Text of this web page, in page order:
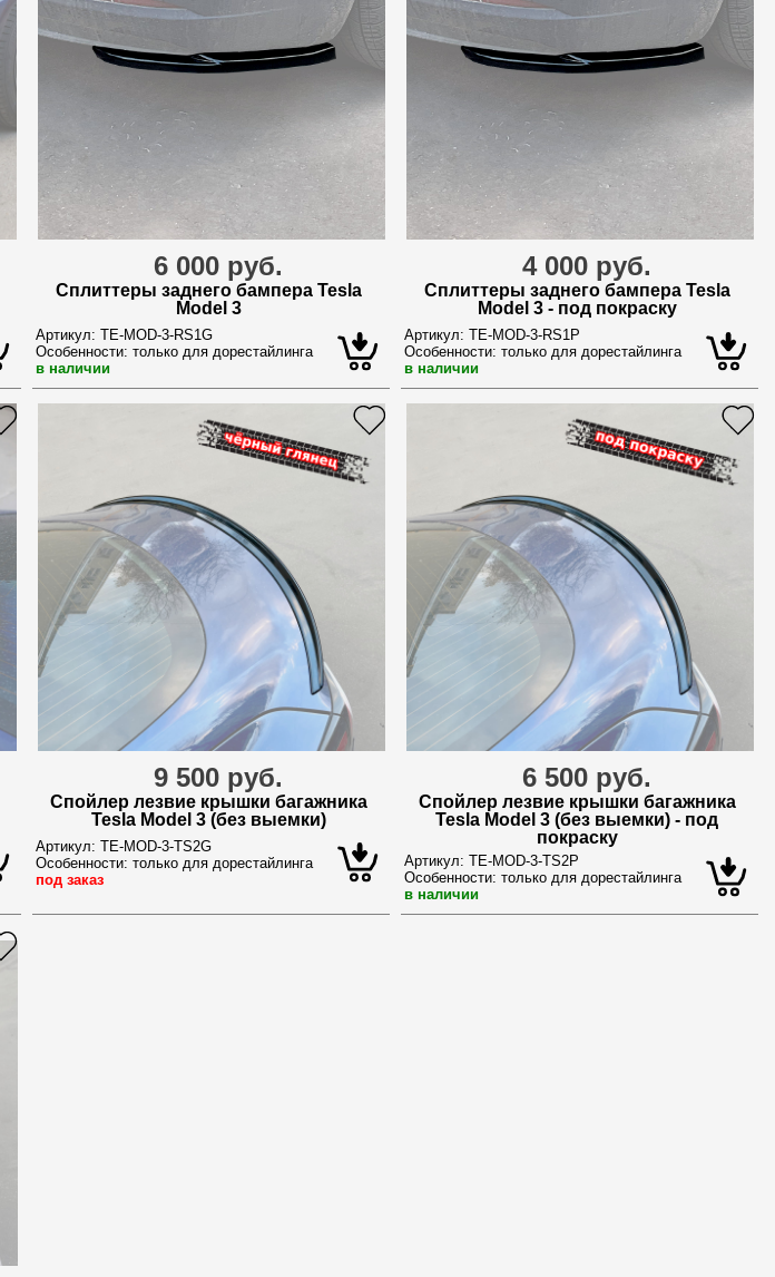
6 000 руб.
Сплиттеры заднего бампера Tesla
Model 3
Артикул: TE-MOD-3-RS1G
Особенности: только для дорестайлинга
в наличии
4 000 руб.
Сплиттеры заднего бампера Tesla
Model 3 - под покраску
Артикул: TE-MOD-3-RS1P
Особенности: только для дорестайлинга
в наличии
9 500 руб.
Спойлер лезвие крышки багажника
Tesla Model 3 (без выемки)
Артикул: TE-MOD-3-TS2G
Особенности: только для дорестайлинга
под заказ
6 500 руб.
Спойлер лезвие крышки багажника
Tesla Model 3 (без выемки) - под
покраску
Артикул: TE-MOD-3-TS2P
Особенности: только для дорестайлинга
в наличии